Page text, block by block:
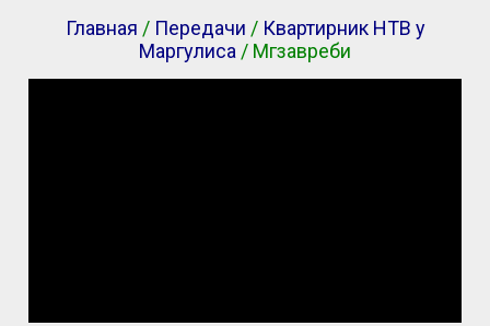
Главная / Передачи / Квартирник НТВ у
Маргулиса / Мгзавреби